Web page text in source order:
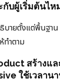
กับผู้เริ่มต้นไห
ธิบายตั้งแต่พื้นฐ
ทำตาม
สร้างแ
ใช้เวลาน